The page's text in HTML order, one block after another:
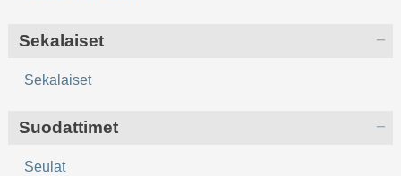
Sekalaiset
Sekalaiset
Suodattimet
Seulat